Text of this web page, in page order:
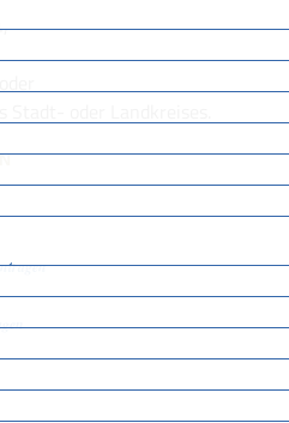
oder Landkreises.